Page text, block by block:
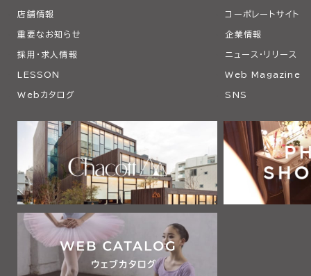
店舗情報 コーポレートサイト
重要なお知らせ 企業情報
採用・求人情報 ニュース・リリース
LESSON Web Magazine
Webカタログ SNS